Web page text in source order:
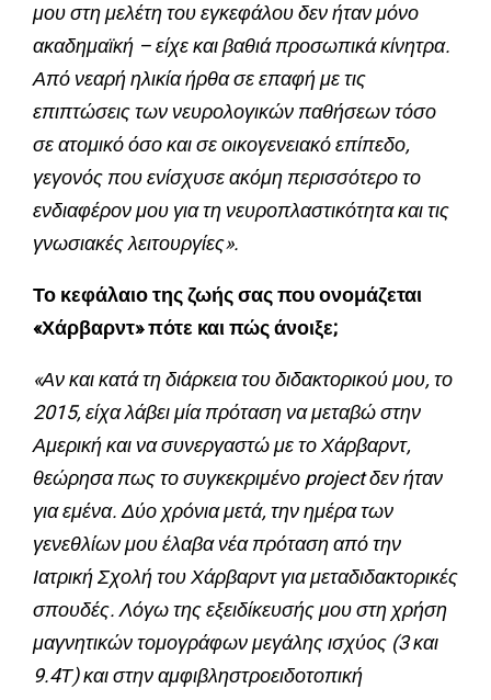
μου στη μελέτη του εγκεφάλου δεν ήταν μόνο
ακαδημαϊκή – είχε και βαθιά προσωπικά κίνητρα.
Από νεαρή ηλικία ήρθα σε επαφή με τις
επιπτώσεις των νευρολογικών παθήσεων τόσο
σε ατομικό όσο και σε οικογενειακό επίπεδο,
γεγονός που ενίσχυσε ακόμη περισσότερο το
ενδιαφέρον μου για τη νευροπλαστικότητα και τις
γνωσιακές λειτουργίες».
Το κεφάλαιο της ζωής σας που ονομάζεται
«Χάρβαρντ» πότε και πώς άνοιξε;
«Αν και κατά τη διάρκεια του διδακτορικού μου, το
2015, είχα λάβει μία πρόταση να μεταβώ στην
Αμερική και να συνεργαστώ με το Χάρβαρντ,
θεώρησα πως το συγκεκριμένο project δεν ήταν
για εμένα. Δύο χρόνια μετά, την ημέρα των
γενεθλίων μου έλαβα νέα πρόταση από την
Ιατρική Σχολή του Χάρβαρντ για μεταδιδακτορικές
σπουδές. Λόγω της εξειδίκευσής μου στη χρήση
μαγνητικών τομογράφων μεγάλης ισχύος (3 και
9.4Τ) και στην αμφιβληστροειδοτοπική